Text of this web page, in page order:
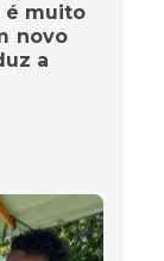
é muito
novo
a